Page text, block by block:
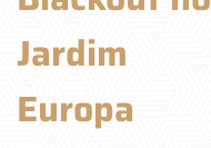
Jardim
Europa